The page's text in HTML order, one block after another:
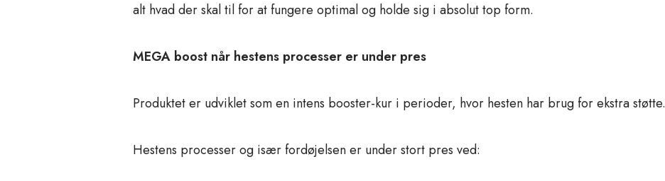
alt hvad der skal til for at fungere optimal og holde sig i absolut top form.
MEGA boost når hestens processer er under pres
Produktet er udviklet som en intens booster-kur i perioder, hvor hesten har brug for ekstra støtte.
Hestens processer og især fordøjelsen er under stort pres ved: